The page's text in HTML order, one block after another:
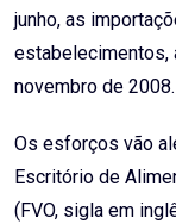
junho, as
estabelecimentos,
novembro de 2008.
Os esforços vão
Escritório de
(FVO, sigla em